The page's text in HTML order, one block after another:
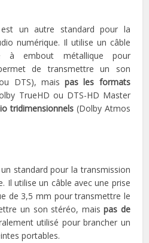
un autre standard pour la
numérique. Il utilise un câble
à embout métallique pour
de transmettre un son
DTS), maispas les formats
TrueHD ou DTS-HD Master
tridimensionnels(Dolby Atmos
standard pour la transmission
Il utilise un câble avec une prise
de 3,5 mm pour transmettre le
un son stéréo, maispas de
utilisé pour brancher un
portables.